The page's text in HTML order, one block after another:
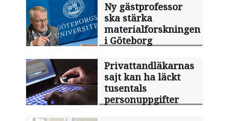
Ny gästprofessor
ska stärka
materialforskningen
i Göteborg
Privattandläkarnas
sajt kan ha läckt
tusentals
personuppgifter